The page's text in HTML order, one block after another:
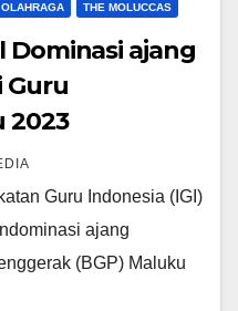
THE MOLUCCAS
Dominasi ajang
Guru
2023
Guru Indonesia (IGI)
ajang
(BGP) Maluku